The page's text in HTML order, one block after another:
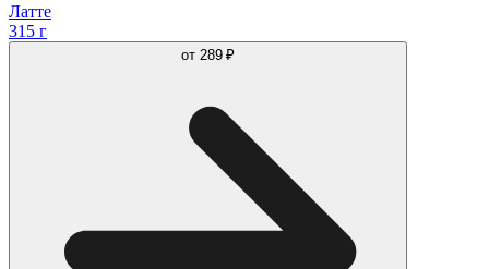
Латте
315 г
от 289 ₽